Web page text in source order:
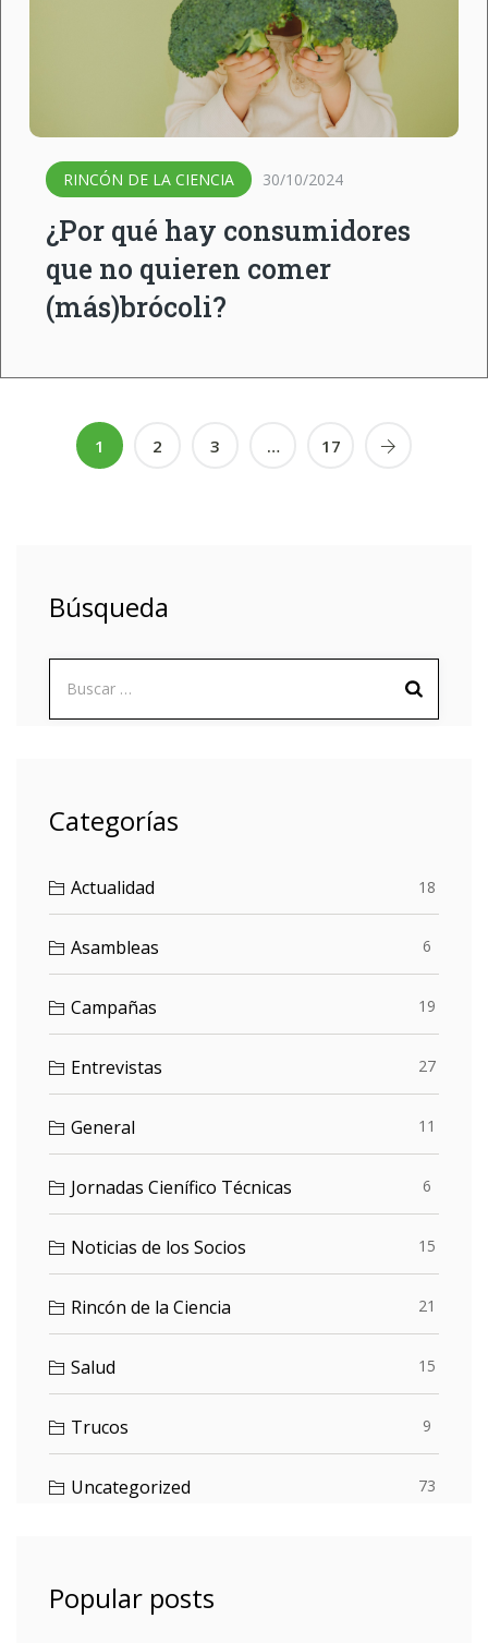
RINCÓN DE LA CIENCIA 30/10/2024
¿Por qué hay consumidores
que no quieren comer
(más)brócoli?
1 2 3 … 17
Búsqueda
Categorías
Actualidad 18
Asambleas 6
Campañas 19
Entrevistas 27
General 11
Jornadas Cienífico Técnicas 6
Noticias de los Socios 15
Rincón de la Ciencia 21
Salud 15
Trucos 9
Uncategorized 73
Popular posts